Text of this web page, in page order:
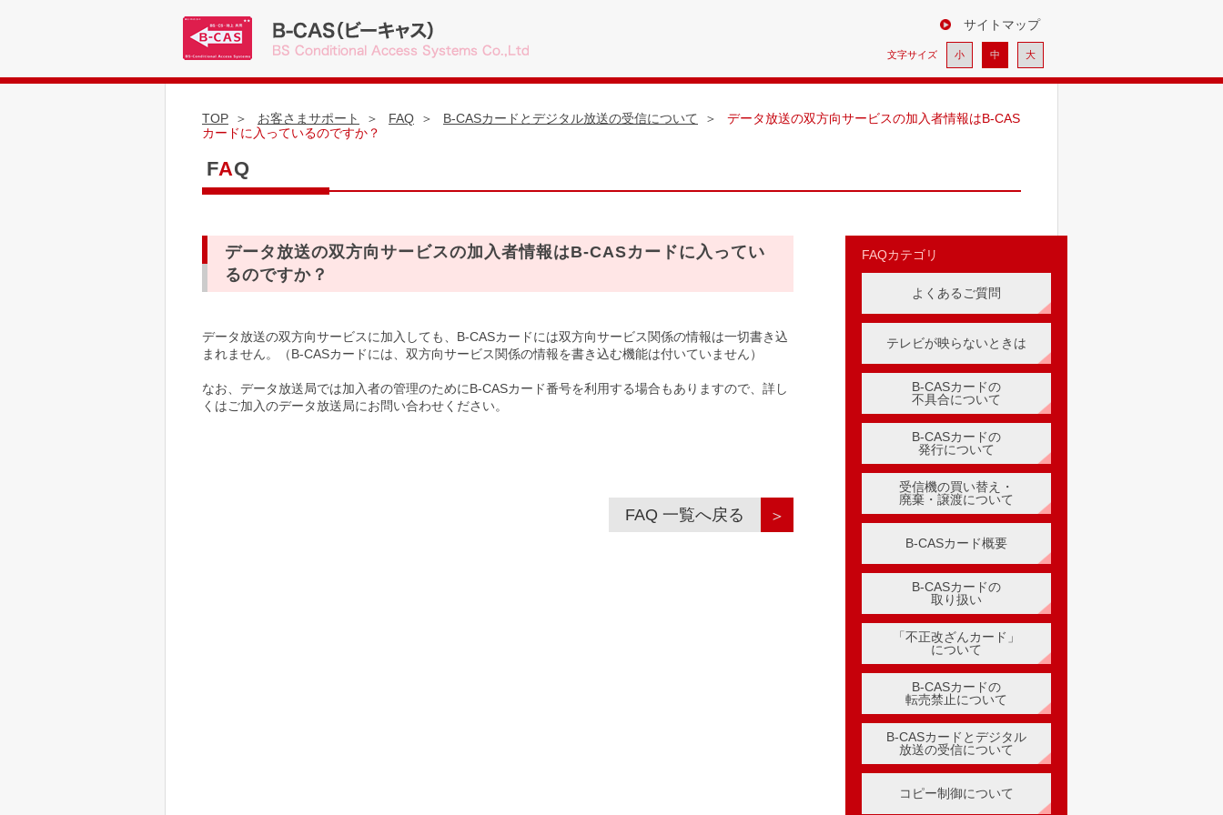
サイトマップ
小 中 大
TOP お客さまサポート FAQ B-CASカードとデジタル放送の受信について
データ放送の双方向サービスの加入者情報はB-CAS
カードに入っているのですか？
FAQ
データ放送の双方向サービスの加入者情報はB-CASカードに入ってい
るのですか？
データ放送の双方向サービスに加入しても、B-CASカードには双方向サービス関係の情報は一切書き込
まれません。（B-CASカードには、双方向サービス関係の情報を書き込む機能は付いていません）
なお、データ放送局では加入者の管理のためにB-CASカード番号を利用する場合もありますので、詳し
くはご加入のデータ放送局にお問い合わせください。
FAQ 一覧へ戻る ＞
FAQカテゴリ
よくあるご質問
テレビが映らないときは
B-CASカードの
不具合について
B-CASカードの
発行について
受信機の買い替え・
廃棄・譲渡について
B-CASカード概要
B-CASカードの
取り扱い
「不正改ざんカード」
について
B-CASカードの
転売禁止について
B-CASカードとデジタル
放送の受信について
コピー制御について